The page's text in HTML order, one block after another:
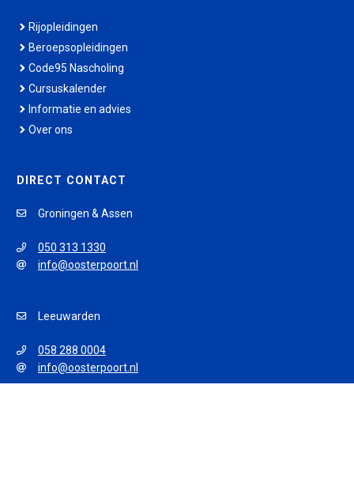
Rijopleidingen
Beroepsopleidingen
Code95 Nascholing
Cursuskalender
Informatie en advies
Over ons
DIRECT CONTACT
Groningen & Assen
050 313 1330
info@oosterpoort.nl
Leeuwarden
058 288 0004
info@oosterpoort.nl